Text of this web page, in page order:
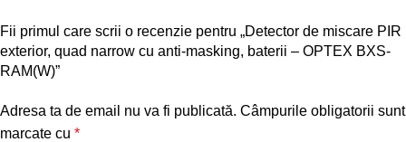
Fii primul care scrii o recenzie pentru „Detector de miscare PIR
exterior, quad narrow cu anti-masking, baterii – OPTEX BXS-
RAM(W)”
Adresa ta de email nu va fi publicată. Câmpurile obligatorii sunt
marcate cu *